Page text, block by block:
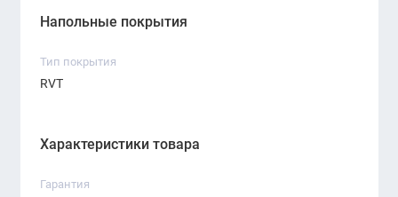
Напольные покрытия
Тип покрытия
RVT
Характеристики товара
Гарантия